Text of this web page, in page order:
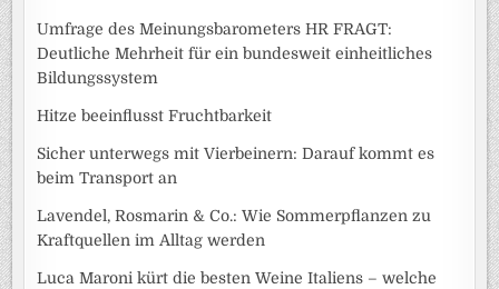
Umfrage des Meinungsbarometers HR FRAGT:
Deutliche Mehrheit für ein bundesweit einheitliches
Bildungssystem
Hitze beeinflusst Fruchtbarkeit
Sicher unterwegs mit Vierbeinern: Darauf kommt es
beim Transport an
Lavendel, Rosmarin & Co.: Wie Sommerpflanzen zu
Kraftquellen im Alltag werden
Luca Maroni kürt die besten Weine Italiens – welche